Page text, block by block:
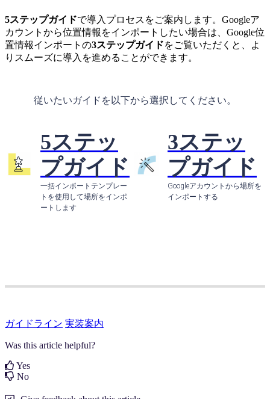
5ステップガイドで導入プロセスをご案内します。Googleア
カウントから位置情報をインポートしたい場合は、Google位
置情報インポートの3ステップガイドをご覧いただくと、よ
りスムーズに導入を進めることができます。
従いたいガイドを以下から選択してください。
5ステッ
プガイド
一括インポートテンプレー
トを使用して場所をインポ
ートし ます
3ステッ
プガイド
Googleアカウントから場所を
インポート する
ガイドライン 実装案内
Was this article helpful?
Yes
No